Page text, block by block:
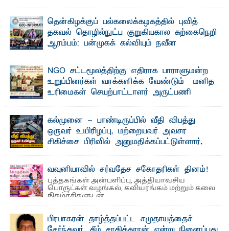
"ஒ ரு மாணவனின் அல்லது மாணவியின் கனவு என்னால்
கலைக்கப்படாது" என்ற உறுதியை ஒவ்வொரு மாணவரும் ...
தென்கிழக்குப் பல்கலைக்கழகத்தில் புவித்
தகவல் தொழில்நுட்ப குறுகியகால கற்கைநெறி
ஆரம்பம்: பன்முகக் கல்வியும் நவீன
பேராசிரியர் எம். எம். பாஸில்
தெ ன்கிழக்குப் பல்கலைக்கழகத்தின் கலை மற்றும் கலாசார
பீடத்தின் புவியியல் துறையினால் ...
NGO சட்டமூலத்திற்கு எதிராக பாராளுமன்ற
உறுப்பினர்கள் வாக்களிக்க வேண்டும் – மனித
உரிமைகள் செயற்பாட்டாளர் அருட்பணி
ஜே. எப். காமிலா பேகம்- இ லங்கை அரசாங்கம் அரசுசாரா
அமைப்புகள் (NGO) தொடர்பான புதிய சட்டமூலத்தை ...
கல்முனை - பாண்டிருப்பில் வீதி விபத்து
ஒருவர் உயிரிழப்பு, மற்றையவர் அவசர
சிகிச்சை பிரிவில் அனுமதிக்கப்பட்டுள்ளார்.
பாண்டிருப்பு ...வவுனியாவில் சர்வதேச சகோதரிகள் தினம்!
புத்தகங்கள் அன்பளிப்பு, அத்தியாவசிய
பொருட்கள் வழங்கல், கவியரங்கம் மற்றும் கலை
நிகழ்ச்சிகளுடன் ...
பிரபாகரன் தாழ்த்தப்பட்ட சமுதாயத்தைச்